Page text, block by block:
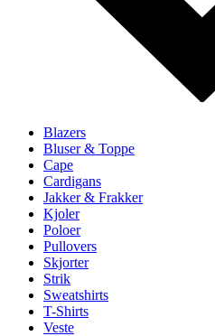
Blazers
Bluser & Toppe
Cape
Cardigans
Jakker & Frakker
Kjoler
Poloer
Pullovers
Skjorter
Strik
Sweatshirts
T-Shirts
Veste